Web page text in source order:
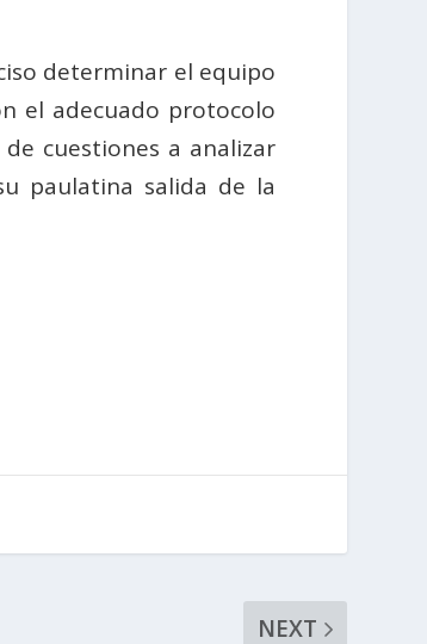
determinar el equipo
el adecuado protocolo
cuestiones a analizar
paulatina salida de la
NEXT